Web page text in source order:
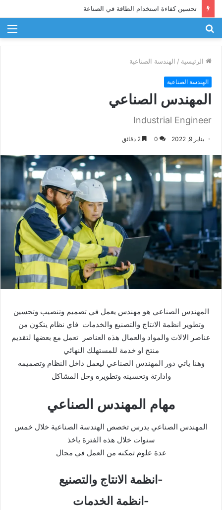
تحسين كفاءة استخدام الطاقة في الصناعة
الرئيسية / الهندسة الصناعية
الهندسة الصناعية
المهندس الصناعي
Industrial Engineer
يناير 9, 2022 0
المهندس الصناعي هو مهندس يعمل في تصميم وتنصيب وتحسين
وتطوير انظمة الانتاج والتصنيع والخدمات فاي نظام يتكون من
عناصر الالات والمواد والعمال هذه العناصر تعمل مع بعضها لتقديم
منتج او خدمة للمستهلك النهائي
وهنا ياتي دور المهندس الصناعي ليعمل داخل النظام وتصميمه
وادارتة وتحسينه وتطويره وحل المشاكل
مهام المهندس الصناعي
المهندس الصناعي يدرس تخصص الهندسة الصناعية خلال خمس
سنوات خلال هذه الفترة ياخذ
عدة علوم تمكنه من العمل في مجال
-انظمة الانتاج والتصنيع
-انظمة الخدمات